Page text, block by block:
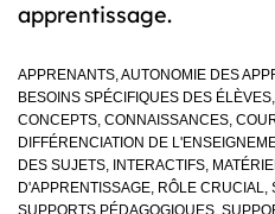
apprentissage.
APPRENANTS,AUTONOMIE DES
BESOINS SPÉCIFIQUES DES ÉLÈVES,
CONCEPTS, CONNAISSANCES,
DIFFÉRENCIATION DE
DES SUJETS, INTERACTIFS,
D'APPRENTISSAGE, RÔLE CRUCIAL,
SUPPORTS PÉDAGOGIQUES,